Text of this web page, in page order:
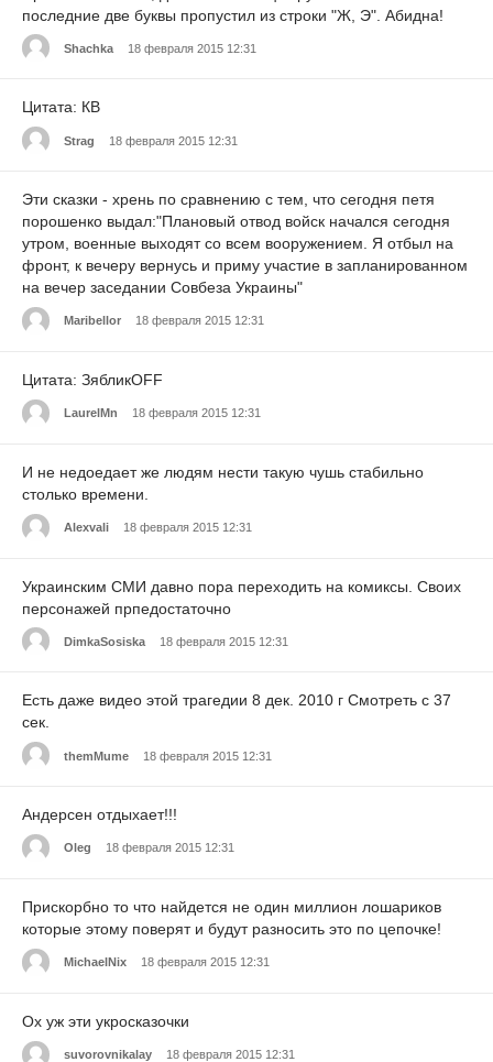
последние две буквы пропустил из строки "Ж, Э". Абидна!
Shachka 18 февраля 2015 12:31
Цитата: КВ
Strag 18 февраля 2015 12:31
Эти сказки - хрень по сравнению с тем, что сегодня петя
порошенко выдал:"Плановый отвод войск начался сегодня
утром, военные выходят со всем вооружением. Я отбыл на
фронт, к вечеру вернусь и приму участие в запланированном
на вечер заседании Совбеза Украины"
Maribellor 18 февраля 2015 12:31
Цитата: ЗябликOFF
LaurelMn 18 февраля 2015 12:31
И не недоедает же людям нести такую чушь стабильно
столько времени.
Alexvali 18 февраля 2015 12:31
Украинским СМИ давно пора переходить на комиксы. Своих
персонажей прпедостаточно
DimkaSosiska 18 февраля 2015 12:31
Есть даже видео этой трагедии 8 дек. 2010 г Смотреть с 37
сек.
themMume 18 февраля 2015 12:31
Андерсен отдыхает!!!
Oleg 18 февраля 2015 12:31
Прискорбно то что найдется не один миллион лошариков
которые этому поверят и будут разносить это по цепочке!
MichaelNix 18 февраля 2015 12:31
Ох уж эти укросказочки
suvorovnikalay 18 февраля 2015 12:31